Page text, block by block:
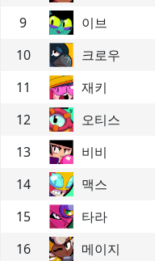
9
이브
10
크로우
11
재키
12
오티스
13
비비
14
맥스
15
타라
16
메이지